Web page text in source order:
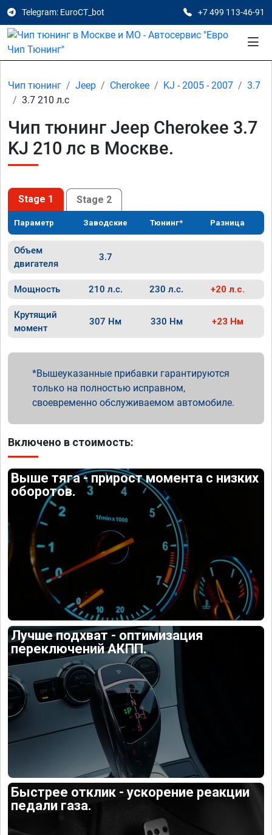
Telegram: EuroCT_bot +7 499 113-46-91
Чип тюнинг Jeep Cherokee KJ - 2005 - 2007
3.7
3.7 210 л.с
Чип тюнинг Jeep Cherokee 3.7
KJ 210 лс в Москве.
Stage 1 Stage 2
Параметр Заводские Тюнинг* Разница
Объем
двигателя
3.7
Мощность 210 л.с. 230 л.с. +20 л.с.
Крутящий
момент
307 Нм 330 Нм +23 Нм
Вышеуказанные прибавки гарантируются
только на полностью исправном,
своевременно обслуживаемом автомобиле.
Включено в стоимость:
Выше тяга - прирост момента с низких
оборотов.
Лучше подхват - оптимизация
переключений АКПП.
Быстрее отклик - ускорение реакции
педали газа.